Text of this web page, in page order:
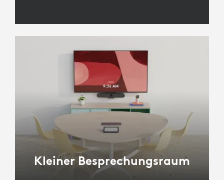
Kleiner Besprechungsraum